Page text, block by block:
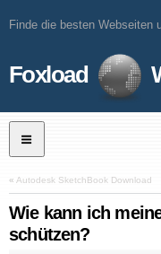
Finde die besten Webseiten
Foxload
« Autodesk SketchBook Download
Wie kann ich
schützen?